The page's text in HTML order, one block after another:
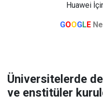
Huawei
GOOGLE
Üniversitelerde
ve enstitüler